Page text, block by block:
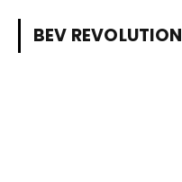
BEV REVOLUTION